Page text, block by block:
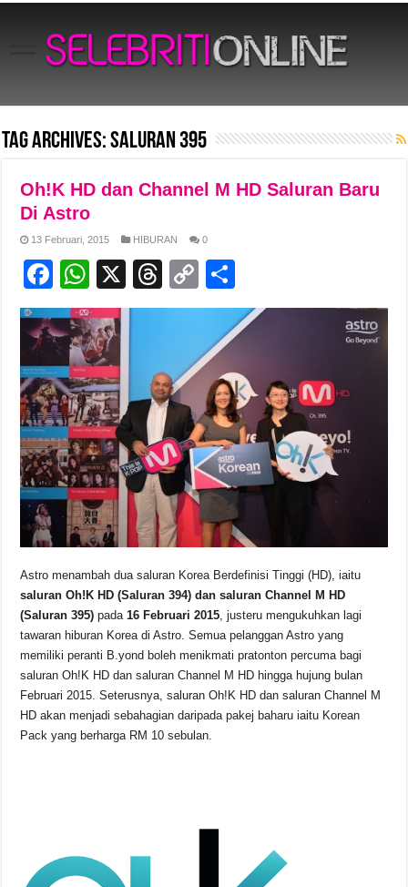
Tag Archives:Saluran 395
Oh!K HD dan Channel M HD Saluran Baru
Di Astro
13 Februari, 2015 HIBURAN 0
F
a
c
e
b
o
o
k
W
h
at
s
A
p
p
X
T
hr
d
s
C
o
y
Li
n
k
h
ar
Astro menambah dua saluran Korea Berdefinisi Tinggi (HD), iaitu
saluran Oh!K HD (Saluran 394) dan saluran Channel M HD
(Saluran 395)pada 16 Februari 2015 , justeru mengukuhkan lagi
tawaran hiburan Korea di Astro. Semua pelanggan Astro yang
memiliki peranti B.yond boleh menikmati pratonton percuma bagi
saluran Oh!K HD dan saluran Channel M HD hingga hujung bulan
Februari 2015. Seterusnya, saluran Oh!K HD dan saluran Channel M
HD akan menjadi sebahagian daripada pakej baharu iaitu Korean
Pack yang berharga RM 10 sebulan.